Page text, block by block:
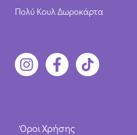
Πολύ Κουλ Δωροκάρτα
Όροι Χρήσης